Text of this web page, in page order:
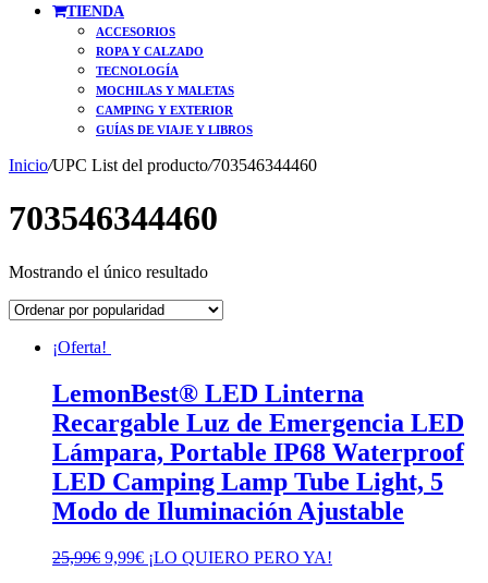
TIENDA
ACCESORIOS
ROPA Y CALZADO
TECNOLOGÍA
MOCHILAS Y MALETAS
CAMPING Y EXTERIOR
GUÍAS DE VIAJE Y LIBROS
Inicio/UPC List del producto/703546344460
703546344460
Mostrando el único resultado
¡Oferta!
LemonBest® LED Linterna
Recargable Luz de Emergencia LED
Lámpara, Portable IP68 Waterproof
LED Camping Lamp Tube Light, 5
Modo de Iluminación Ajustable
25,99€ El
9,99€El¡LO QUIERO PERO YA!